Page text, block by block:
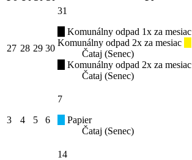
27 28 29 30
31
Komunálny odpad 1x za mesiac
Komunálny odpad 2x za mesiac
Čataj (Senec)
Komunálny odpad 2x za mesiac
Čataj (Senec)
3 4 5 6
7
Papier
Čataj (Senec)
14